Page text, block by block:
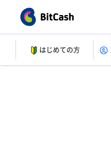
はじめての方